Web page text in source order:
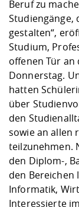
Beruf zu
Studiengänge,
gestalten“,
Studium,
offenen Tür an
Donnerstag.
hatten
über
den
sowie an allen
teilzunehmen.
den Diplom-,
den Bereichen
Informatik,
Interessierte